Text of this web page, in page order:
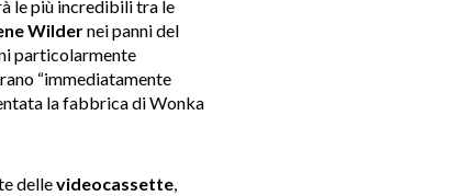
le più incredibili tra le
Wildernei panni del
particolarmente
“immediatamente
la fabbrica di Wonka
dellevideocassette,